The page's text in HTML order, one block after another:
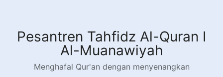
kontenPesantren Tahfidz Al-Quran I
Al-Muanawiyah
Menghafal Qur'an dengan menyenangkan